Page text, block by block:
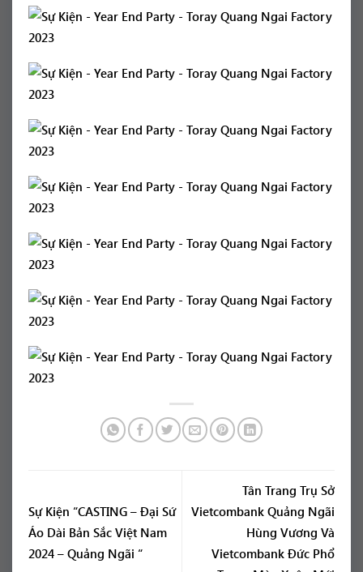
Sự Kiện “CASTING – Đại Sứ
Áo Dài Bản Sắc Việt Nam
2024 – Quảng Ngãi “
Tân Trang Trụ Sở
Vietcombank Quảng Ngãi
Hùng Vương Và
Vietcombank Đức Phổ